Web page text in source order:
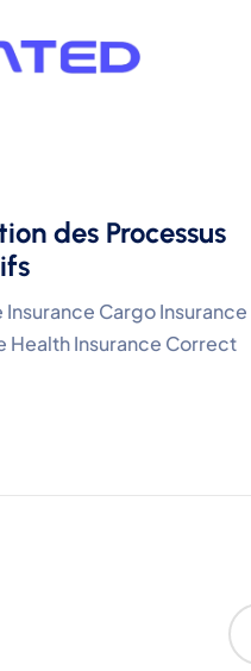
des Processus
Insurance Cargo Insurance
Health Insurance Correct